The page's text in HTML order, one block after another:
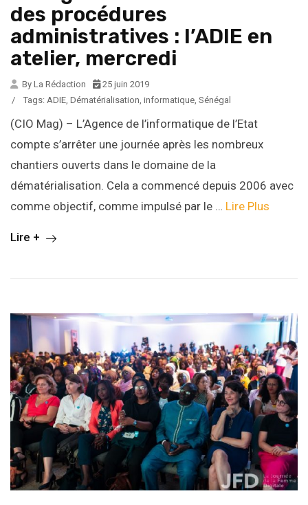
des procédures
administratives : l’ADIE en
atelier, mercredi
By La Rédaction
25 juin 2019
/
Tags: ADIE Dématérialisation informatique Sénégal
(CIO Mag) – L’Agence de l’informatique de l’Etat
compte s’arrêter une journée après les nombreux
chantiers ouverts dans le domaine de la
dématérialisation. Cela a commencé depuis 2006 avec
comme objectif, comme impulsé par le … Lire Plus
Lire +